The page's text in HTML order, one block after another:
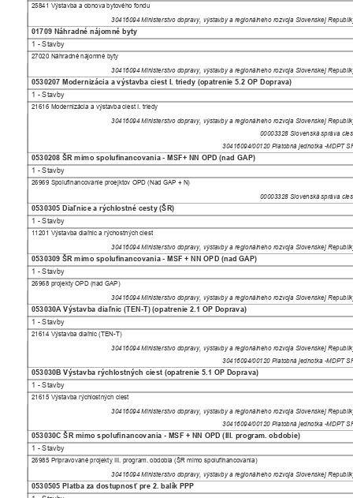
25841 Výstavba a obnova bytového fondu
30416094 Ministerstvo dopravy, výstavby a regionálneho rozvoja Slovenskej
01709 Náhradné nájomné byty
1 - Stavby
27020 Náhradné nájomné byty
30416094 Ministerstvo dopravy, výstavby a regionálneho rozvoja Slovenskej
0530207 Modernizácia a výstavba ciest I. triedy (opatrenie 5.2 OP Doprava)
1 - Stavby
21616 Modernizácia a výstavba ciest I. triedy
30416094 Ministerstvo dopravy, výstavby a regionálneho rozvoja Slovenskej
00003328 Slovenská správa
30416094/00120 Platobná jednotka -MDPT
0530208 ŠR mimo spolufinancovania - MSF+ NN OPD (nad GAP)
1 - Stavby
26969 Spolufinancovanie proejktov OPD (Nad GAP + N)
00003328 Slovenská správa
0530305 Diaľnice a rýchlostné cesty (ŠR)
1 - Stavby
11201 Výstavba diaľnic a rýchostných ciest
30416094 Ministerstvo dopravy, výstavby a regionálneho rozvoja Slovenskej
0530309 ŠR mimo spolufinancovania - MSF + NN OPD (nad GAP)
1 - Stavby
26968 projekty OPD (nad GAP)
30416094 Ministerstvo dopravy, výstavby a regionálneho rozvoja Slovenskej
053030A Výstavba diaľnic (TEN-T) (opatrenie 2.1 OP Doprava)
1 - Stavby
21614 Výstavba diaľnic (TEN-T)
30416094 Ministerstvo dopravy, výstavby a regionálneho rozvoja Slovenskej
30416094/00120 Platobná jednotka -MDPT
053030B Výstavba rýchlostných ciest (opatrenie 5.1 OP Doprava)
1 - Stavby
21615 Výstavba rýchlostných ciest
30416094 Ministerstvo dopravy, výstavby a regionálneho rozvoja Slovenskej
30416094/00120 Platobná jednotka -MDPT
053030C ŠR mimo spolufinancovania - MSF + NN OPD (III. program. obdobie)
1 - Stavby
26985 Pripravované projekty III. program. obdobia (ŠR mimo spolufinancovania)
30416094 Ministerstvo dopravy, výstavby a regionálneho rozvoja Slovenskej
0530505 Platba za dostupnosť pre 2. balík PPP